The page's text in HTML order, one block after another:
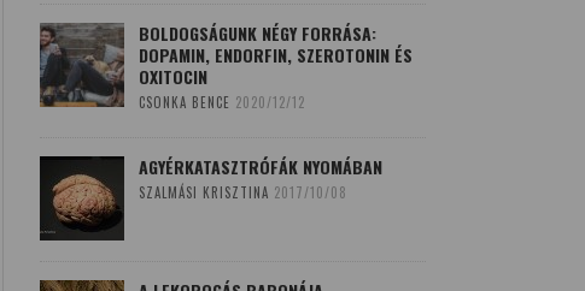
BOLDOGSÁGUNK NÉGY FORRÁSA:
DOPAMIN, ENDORFIN, SZEROTONIN ÉS
OXITOCIN
CSONKA BENCE 2020/12/12
AGYÉRKATASZTRÓFÁK NYOMÁBAN
SZALMÁSI KRISZTINA 2017/10/08